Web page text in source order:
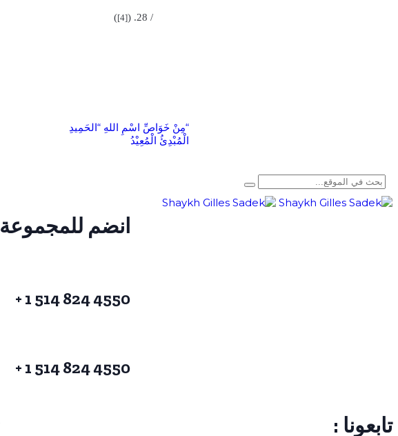
/ 28.
(
[4]
)
“مِنْ خَوَاصِّ اسْمِ اللهِ “الحَمِيدِ
الْمُبْدِئُ الْمُعِيْدُ
انضم للمجموعة
4550 824 514 1 +
4550 824 514 1 +
تابعونا :